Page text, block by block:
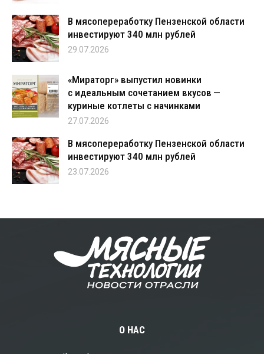
В мясопереработку Пензенской области
инвестируют 340 млн рублей
29.07.2026
«Мираторг» выпустил новинки
с идеальным сочетанием вкусов —
куриные котлеты с начинками
27.07.2026
В мясопереработку Пензенской области
инвестируют 340 млн рублей
23.07.2026
О НАС